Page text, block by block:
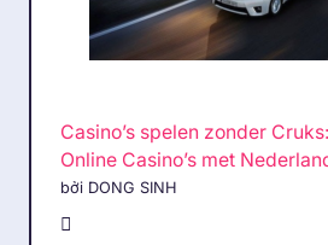
Casino’s spelen zonder
Online Casino’s met
bởi DONG SINH